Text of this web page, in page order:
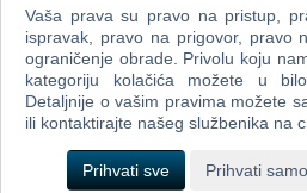
Tragač - produljena verzija
Harry Potter i Plameni Pehar
Goblet Of Fire Blu-Ray)
Vodeni Konj - Legenda Dubina
Zakon Braće 3. Sezona (Prison
Vaša prava su pravo na pristup,
ispravak, pravo na prigovor, pravo
ograničenje obrade. Privolu koju
kategoriju kolačića možete u
Detaljnije o vašim pravima možete
ili kontaktirajte našeg službenika na
Prihvati sve Prihvati